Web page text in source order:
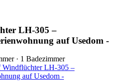
LH-305 –
auf Usedom -
· 1 Badezimmer
Windflüchter LH-305 –
auf Usedom -